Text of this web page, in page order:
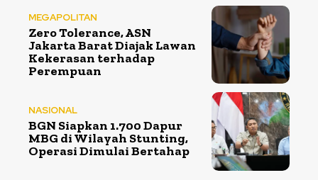
MEGAPOLITAN
Zero Tolerance, ASN
Jakarta Barat Diajak Lawan
Kekerasan terhadap
Perempuan
NASIONAL
BGN Siapkan 1.700 Dapur
MBG di Wilayah Stunting,
Operasi Dimulai Bertahap